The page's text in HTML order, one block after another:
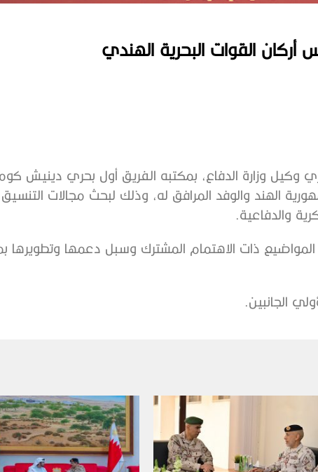
أركان القوات البحرية الهندي
وزارة الدفاع، بمكتبه الفريق أول بحري دينيش
الهند والوفد المرافق له، وذلك لبحث مجالات التنسيق
والدفاعية.
المواضيع ذات الاهتمام المشترك وسبل دعمها وتطويرها
الجانبين.